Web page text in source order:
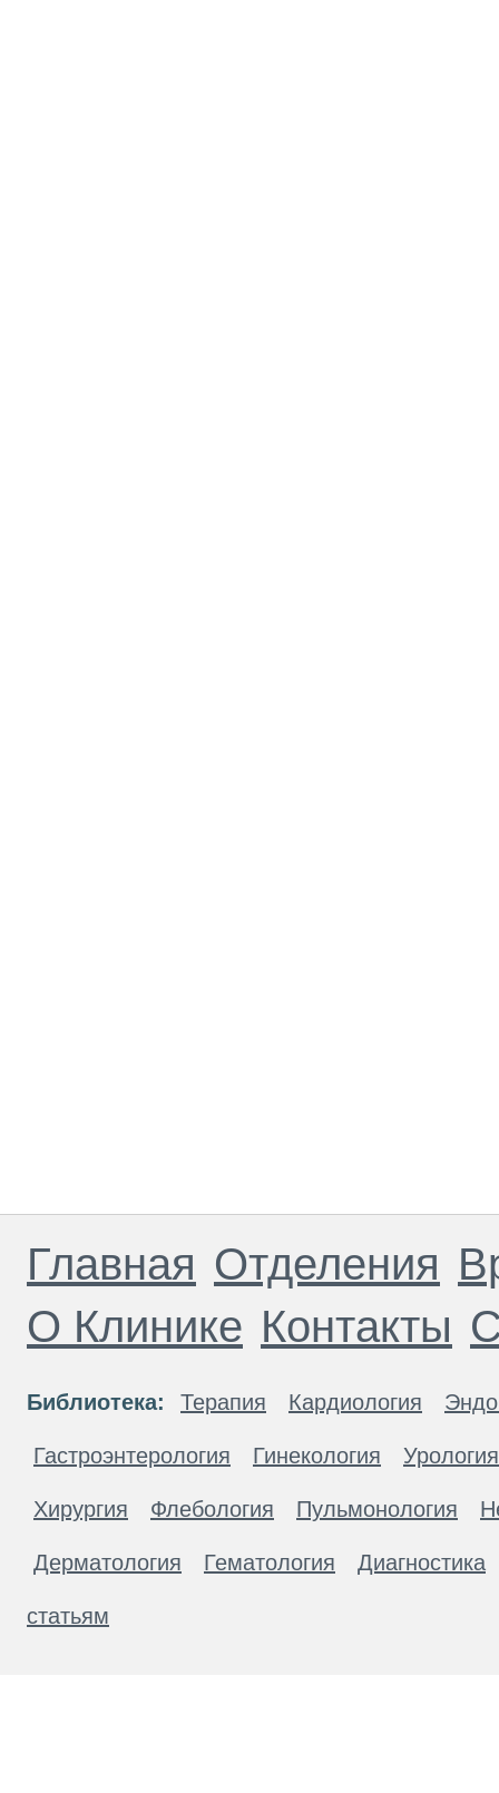
Главная Отделения
О Клинике Контакты
Библиотека: Терапия Кардиология
Гастроэнтерология Гинекология Урология
Хирургия Флебология Пульмонология
Дерматология Гематология Диагностика
статьям